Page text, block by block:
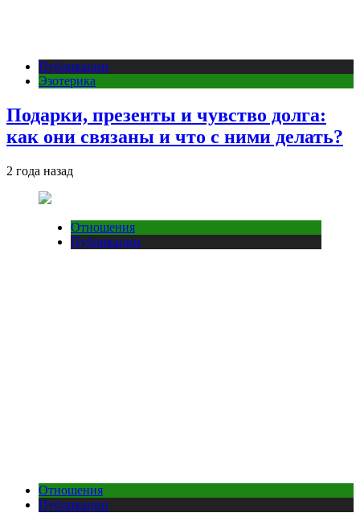
Публикации
Эзотерика
Подарки, презенты и чувство долга:
как они связаны и что с ними делать?
2 года назад
Отношения
Публикации
Отношения
Публикации